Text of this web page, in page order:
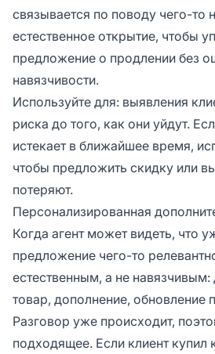
связывается по поводу чего-то
естественное открытие, чтобы
предложение о продлении без
навязчивости.
Используйте для: выявления
риска до того, как они уйдут.
истекает в ближайшее время,
чтобы предложить скидку или
потеряют.
Персонализированная
Когда агент может видеть, что
предложение чего-то
естественным, а не
товар, дополнение, обновление
Разговор уже происходит,
подходящее. Если клиент купил